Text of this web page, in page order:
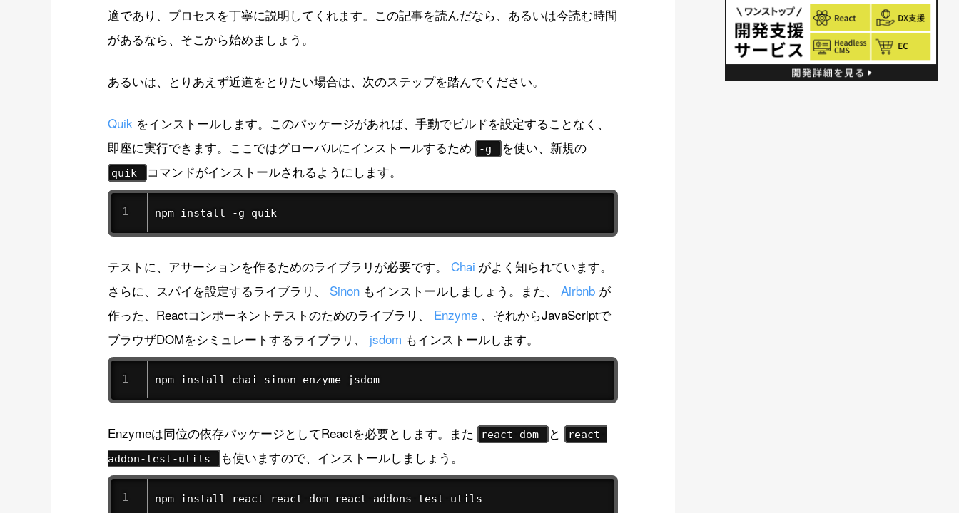
適であり、プロセスを丁寧に説明してくれます。この記事を読んだなら、あるいは今読む時間
があるなら、そこから始めましょう。
あるいは、とりあえず近道をとりたい場合は、次のステップを踏んでください。
Quik をインストールします。このパッケージがあれば、手動でビルドを設定することなく、
即座に実行できます。ここではグローバルにインストールするため -g を使い、新規の
quik コマンドがインストールされるようにします。
npm install -g quik
テストに、アサーションを作るためのライブラリが必要です。Chai がよく知られています。
さらに、スパイを設定するライブラリ、 Sinon もインストールしましょう。また、Airbnb が
作った、Reactコンポーネントテストのためのライブラリ、 Enzyme 、それからJavaScriptで
ブラウザDOMをシミュレートするライブラリ、 jsdom もインストールします。
npm install chai sinon enzyme jsdom
Enzymeは同位の依存パッケージとしてReactを必要とします。また react-dom と react-
addon-test-utils
も使いますので、インストールしましょう。
npm install react react-dom react-addons-test-utils